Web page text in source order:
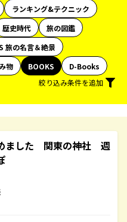
ランキング&テクニック
歴史時代
旅の図鑑
旅の名言＆絶景
物 BOOKS
D-Books
絞り込み条件を追加
ました 関東の神社 週